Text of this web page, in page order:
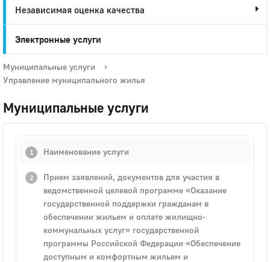
Независимая оценка качества
Электронные услуги
Муниципальные услуги
›
Управление муниципального жилья
Муниципальные услуги
Наименование услуги
Прием заявлений, документов для участия в
ведомственной целевой программе «Оказание
государственной поддержки гражданам в
обеспечении жильем и оплате жилищно-
коммунальных услуг» государственной
программы Российской Федерации «Обеспечение
доступным и комфортным жильем и